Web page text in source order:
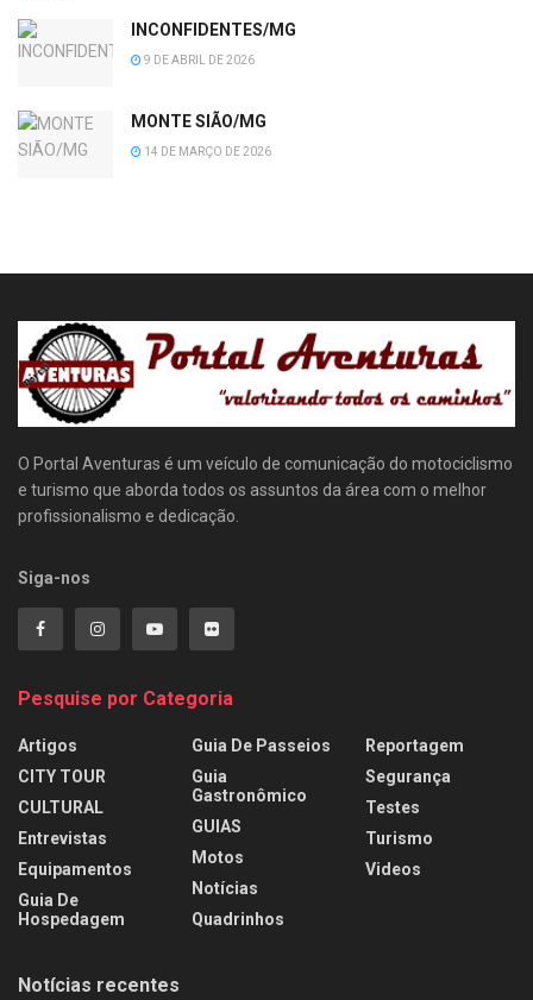
INCONFIDENTES/MG
9 DE ABRIL DE 2026
MONTE SIÃO/MG
14 DE MARÇO DE 2026
O Portal Aventuras é um veículo de comunicação do motociclismo
e turismo que aborda todos os assuntos da área com o melhor
profissionalismo e dedicação.
Siga-nos
Pesquise por Categoria
Artigos
CITY TOUR
CULTURAL
Entrevistas
Equipamentos
Guia De
Hospedagem
Guia De Passeios
Guia
Gastronômico
GUIAS
Motos
Notícias
Quadrinhos
Reportagem
Segurança
Testes
Turismo
Videos
Notícias recentes